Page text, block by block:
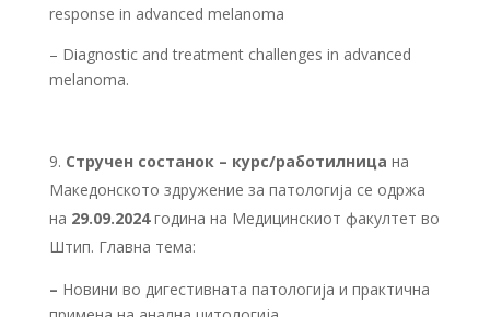
response in advanced melanoma
– Diagnostic and treatment challenges in advanced
melanoma.
Стручен состанок– курс/работилница на
Македонското здружение за патологија се одржа
на 29.09.2024година на Медицинскиот факултет во
Штип. Главна тема:
– Новини во дигестивната патологија и практична